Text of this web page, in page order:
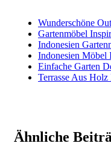
Wunderschöne
Gartenmöbel
Indonesien
Indonesien Möbel
Einfache Garten
Terrasse Aus Holz
Ähnliche